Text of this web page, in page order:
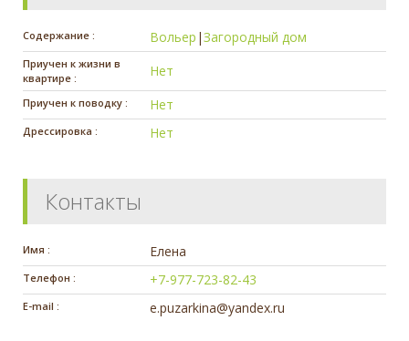
Содержание : Вольер |Загородный дом
Приучен к жизни в
квартире :
Нет
Приучен к поводку : Нет
Дрессировка : Нет
Контакты
Имя : Елена
Телефон : +7-977-723-82-43
E-mail : e.puzarkina@yandex.ru